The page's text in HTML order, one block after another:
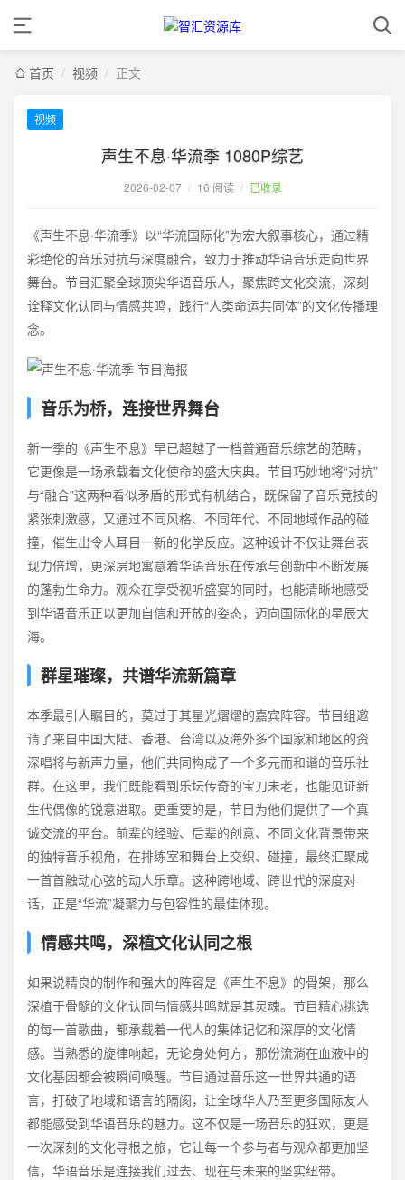
首页 / 视频 / 正文
视频
声生不息·华流季 1080P综艺
2026-02-07 / 16 阅读 / 已收录
《声生不息·华流季》以“华流国际化”为宏大叙事核心，通过精
彩绝伦的音乐对抗与深度融合，致力于推动华语音乐走向世界
舞台。节目汇聚全球顶尖华语音乐人，聚焦跨文化交流，深刻
诠释文化认同与情感共鸣，践行“人类命运共同体”的文化传播理
念。
音乐为桥，连接世界舞台
新一季的《声生不息》早已超越了一档普通音乐综艺的范畴，
它更像是一场承载着文化使命的盛大庆典。节目巧妙地将“对抗”
与“融合”这两种看似矛盾的形式有机结合，既保留了音乐竞技的
紧张刺激感，又通过不同风格、不同年代、不同地域作品的碰
撞，催生出令人耳目一新的化学反应。这种设计不仅让舞台表
现力倍增，更深层地寓意着华语音乐在传承与创新中不断发展
的蓬勃生命力。观众在享受视听盛宴的同时，也能清晰地感受
到华语音乐正以更加自信和开放的姿态，迈向国际化的星辰大
海。
群星璀璨，共谱华流新篇章
本季最引人瞩目的，莫过于其星光熠熠的嘉宾阵容。节目组邀
请了来自中国大陆、香港、台湾以及海外多个国家和地区的资
深唱将与新声力量，他们共同构成了一个多元而和谐的音乐社
群。在这里，我们既能看到乐坛传奇的宝刀未老，也能见证新
生代偶像的锐意进取。更重要的是，节目为他们提供了一个真
诚交流的平台。前辈的经验、后辈的创意、不同文化背景带来
的独特音乐视角，在排练室和舞台上交织、碰撞，最终汇聚成
一首首触动心弦的动人乐章。这种跨地域、跨世代的深度对
话，正是“华流”凝聚力与包容性的最佳体现。
情感共鸣，深植文化认同之根
如果说精良的制作和强大的阵容是《声生不息》的骨架，那么
深植于骨髓的文化认同与情感共鸣就是其灵魂。节目精心挑选
的每一首歌曲，都承载着一代人的集体记忆和深厚的文化情
感。当熟悉的旋律响起，无论身处何方，那份流淌在血液中的
文化基因都会被瞬间唤醒。节目通过音乐这一世界共通的语
言，打破了地域和语言的隔阂，让全球华人乃至更多国际友人
都能感受到华语音乐的魅力。这不仅是一场音乐的狂欢，更是
一次深刻的文化寻根之旅，它让每一个参与者与观众都更加坚
信，华语音乐是连接我们过去、现在与未来的坚实纽带。